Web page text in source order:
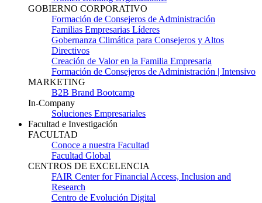
GOBIERNO CORPORATIVO
Formación de Consejeros de Administración
Familias Empresarias Líderes
Gobernanza Climática para Consejeros y Altos
Directivos
Creación de Valor en la Familia Empresaria
Formación de Consejeros de Administración | Intensivo
MARKETING
B2B Brand Bootcamp
In-Company
Soluciones Empresariales
Facultad e Investigación
FACULTAD
Conoce a nuestra Facultad
Facultad Global
CENTROS DE EXCELENCIA
FAIR Center for Financial Access, Inclusion and
Research
Centro de Evolución Digital